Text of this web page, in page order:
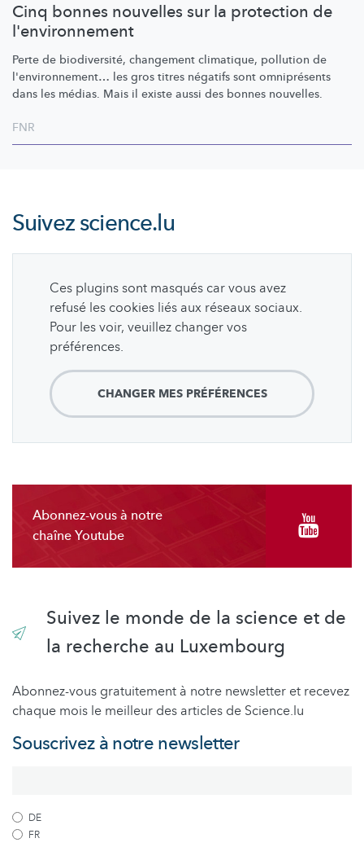
Cinq bonnes nouvelles sur la protection de
l'environnement
Perte de biodiversité, changement climatique, pollution de
l'environnement… les gros titres négatifs sont omniprésents
dans les médias. Mais il existe aussi des bonnes nouvelles.
FNR
Suivezscience.lu
Ces plugins sont masqués car vous avez
refusé les cookies liés aux réseaux sociaux.
Pour les voir, veuillez changer vos
préférences.
CHANGER MES PRÉFÉRENCES
Abonnez-vous à notre
chaîne Youtube
Suivez le monde de la science et de
la recherche au Luxembourg
Abonnez-vous gratuitement à notre newsletter et recevez
chaque mois le meilleur des articles de Science.lu
Souscrivez à notre newsletter
DE
FR